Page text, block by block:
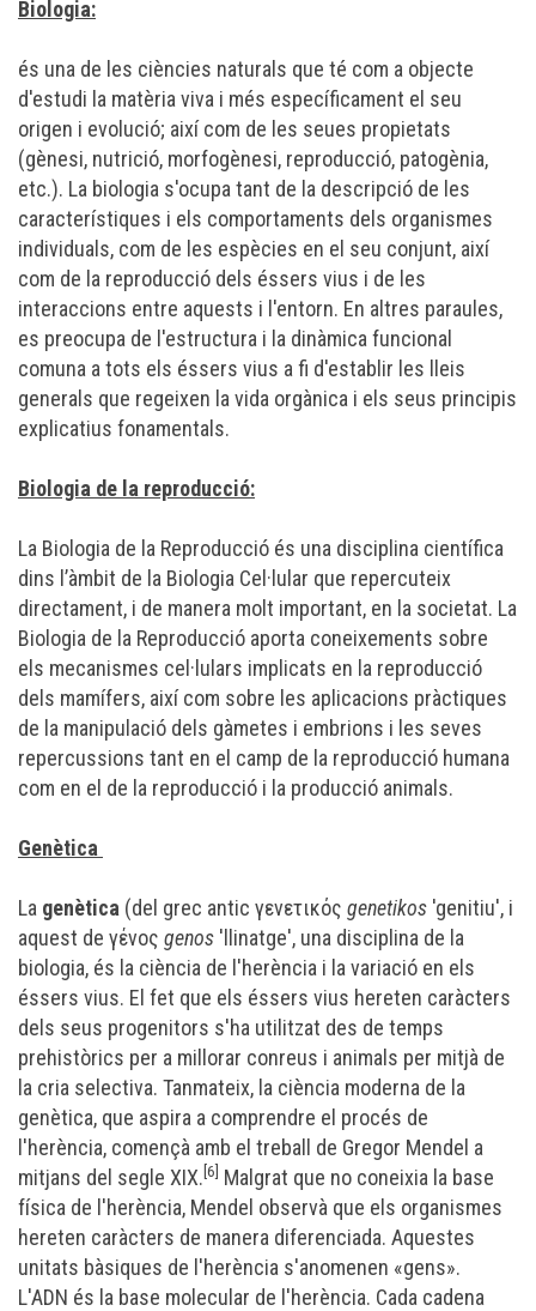
Biologia:
és una de les ciències naturals que té com a objecte
d'estudi la matèria viva i més específicament el seu
origen i evolució; així com de les seues propietats
(gènesi, nutrició, morfogènesi, reproducció, patogènia,
etc.). La biologia s'ocupa tant de la descripció de les
característiques i els comportaments dels organismes
individuals, com de les espècies en el seu conjunt, així
com de la reproducció dels éssers vius i de les
interaccions entre aquests i l'entorn. En altres paraules,
es preocupa de l'estructura i la dinàmica funcional
comuna a tots els éssers vius a fi d'establir les lleis
generals que regeixen la vida orgànica i els seus principis
explicatius fonamentals.
Biologia de la reproducció:
La Biologia de la Reproducció és una disciplina científica
dins l’àmbit de la Biologia Cel·lular que repercuteix
directament, i de manera molt important, en la societat. La
Biologia de la Reproducció aporta coneixements sobre
els mecanismes cel·lulars implicats en la reproducció
dels mamífers, així com sobre les aplicacions pràctiques
de la manipulació dels gàmetes i embrions i les seves
repercussions tant en el camp de la reproducció humana
com en el de la reproducció i la producció animals.
Genètica
La genètica (del grec antic γενετικός genetikos 'genitiu', i
aquest de γένος genοs 'llinatge', una disciplina de la
biologia, és la ciència de l'herència i la variació en els
éssers vius. El fet que els éssers vius hereten caràcters
dels seus progenitors s'ha utilitzat des de temps
prehistòrics per a millorar conreus i animals per mitjà de
la cria selectiva. Tanmateix, la ciència moderna de la
genètica, que aspira a comprendre el procés de
l'herència, començà amb el treball de Gregor Mendel a
mitjans del segle XIX.[6] Malgrat que no coneixia la base
física de l'herència, Mendel observà que els organismes
hereten caràcters de manera diferenciada. Aquestes
unitats bàsiques de l'herència s'anomenen «gens».
L'ADN és la base molecular de l'herència. Cada cadena